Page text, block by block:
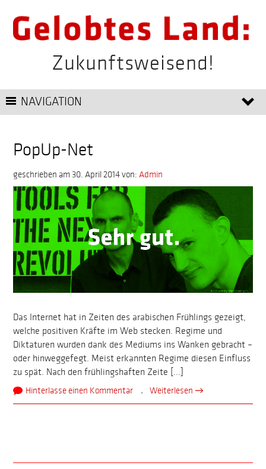
Zukunftsweisend!
NAVIGATION
PopUp-Net
geschrieben am 30. April 2014 von: Admin
Das Internet hat in Zeiten des arabischen Frühlings gezeigt,
welche positiven Kräfte im Web stecken. Regime und
Diktaturen wurden dank des Mediums ins Wanken gebracht –
oder hinweggefegt. Meist erkannten Regime diesen Einfluss
zu spät. Nach den frühlingshaften Zeite [...]
Hinterlasse einen Kommentar Weiterlesen →